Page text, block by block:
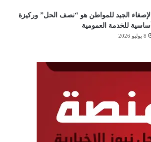
الإصغاء الجيد للمواطن هو “نصف الحل” وركيزة
أساسية للخدمة العمومية
8 يوليو 2026